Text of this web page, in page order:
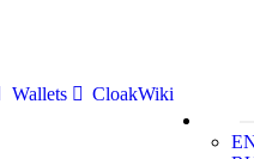
Wallets
CloakWiki